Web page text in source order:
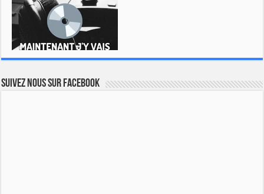
Suivez nous sur Facebook